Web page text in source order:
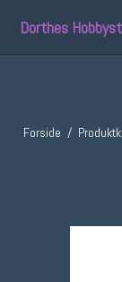
Dorthes
Forside /